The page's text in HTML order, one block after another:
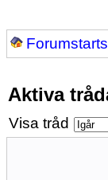
Aktiva
Visa tråd